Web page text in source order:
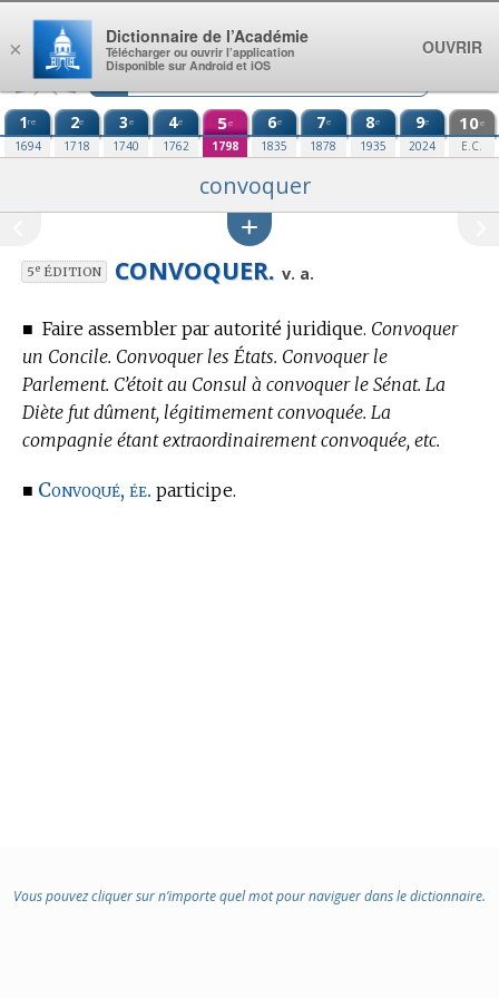
Aller au contenu
1re
1694
2e
1718
3e
1740
4e
1762
5e
1798
6e
1835
7e
1878
8e
1935
9e
2024
10e
E.C.
convoquer
5eÉDITION CONVOQUER. v. a.
■ Faire assembler par autorité juridique. Convoquer
un Concile. Convoquer les États. Convoquer le
Parlement. C’étoit au Consul à convoquer le Sénat. La
Diète fut dûment, légitimement convoquée. La
compagnie étant extraordinairement convoquée, etc.
■ Convoqué, ée. participe.
Vous pouvez cliquer sur n’importe quel mot pour naviguer dans le dictionnaire.
×
Dictionnaire de l’Académie
Télécharger ou ouvrir l’application
Disponible sur Android et iOS
OUVRIR